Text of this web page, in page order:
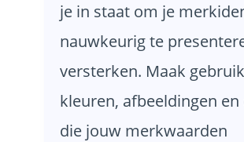
je in staat om je
nauwkeurig te
versterken. Maak
kleuren, afbeeldingen
die jouw merkwaarden